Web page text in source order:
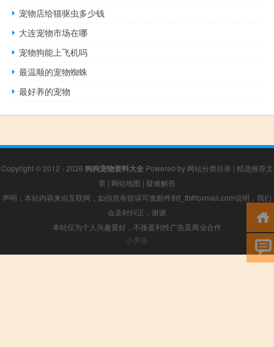
宠物店给猫驱虫多少钱
大连宠物市场在哪
宠物狗能上飞机吗
最温顺的宠物蜘蛛
最好养的宠物
Copyright © 2012 - 2026 狗狗宠物资料大全Powered by 网站分类目录 | 精选推荐文
章 | 网站地图 | 疑难解答
声明：本站内容来自互联网，如信息有错误可发邮件到f_fb#foxmail.com说明，我们
会及时纠正，谢谢
本站仅为个人兴趣爱好，不接盈利性广告及商业合作
小男孩